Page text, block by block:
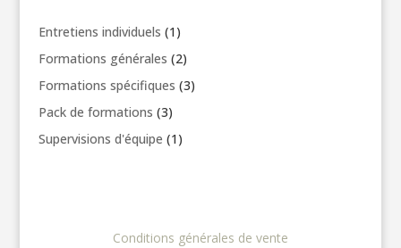
Entretiens individuels 1 1
produit
Formations générales 22
produits
Formations spécifiques 33
Pack de formations 33
produits
Supervisions d'équipe 1 1
Conditions générales de vente